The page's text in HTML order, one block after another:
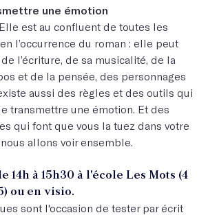
une émotion
est au confluent de toutes les
l’occurrence du roman : elle peut
l’écriture, de sa musicalité, de la
et de la pensée, des personnages
aussi des règles et des outils qui
transmettre une émotion. Et des
qui font que vous la tuez dans votre
nous allons voir ensemble.
14h à 15h30 à l'école Les Mots (4
ou en visio.
sont l'occasion de tester par écrit